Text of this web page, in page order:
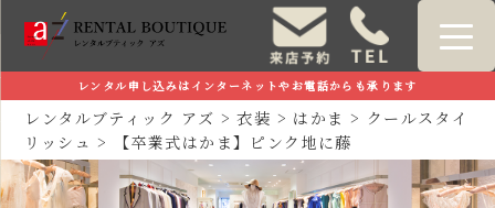
レンタル申し込みはインターネットやお電話からも承ります
レンタルブティック アズ >衣装 > はかま > クールスタイ
リッシュ > 【卒業式はかま】ピンク地に藤